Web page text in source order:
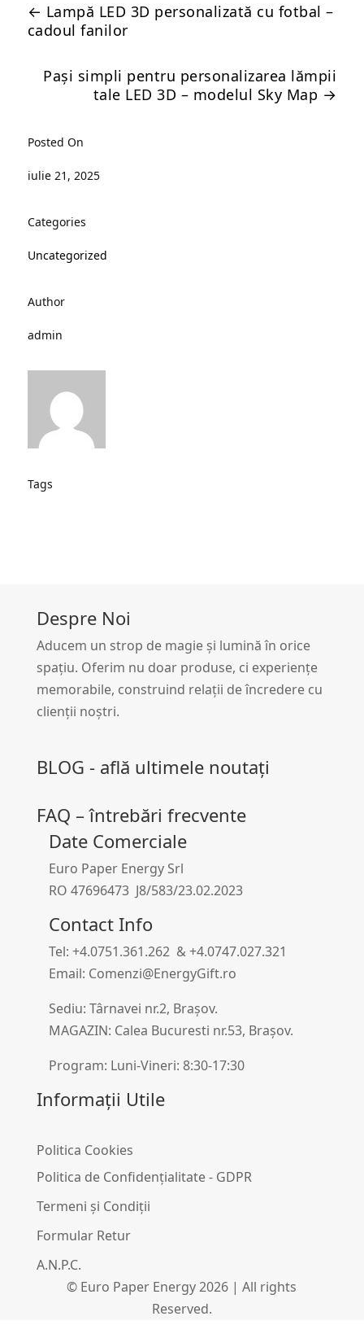
Posted On
iulie 21, 2025
Categories
Uncategorized
Author
admin
Tags
← Lampă LED 3D personalizată cu fotbal –
cadoul fanilor
Pași simpli pentru personalizarea lămpii
tale LED 3D – modelul Sky Map →
Despre Noi
Aducem un strop de magie și lumină în orice
spațiu. Oferim nu doar produse, ci experiențe
memorabile, construind relații de încredere cu
clienții noștri.
BLOG - află ultimele noutați
FAQ – întrebări frecvente
Date Comerciale
Euro Paper Energy Srl
RO 47696473 J8/583/23.02.2023
Contact Info
Tel: +4.0751.361.262 & +4.0747.027.321
Email: Comenzi@EnergyGift.ro
Sediu: Târnavei nr.2, Brașov.
MAGAZIN: Calea Bucuresti nr.53, Brașov.
Program: Luni-Vineri: 8:30-17:30
Informații Utile
Politica Cookies
Politica de Confidențialitate - GDPR
Termeni și Condiții
Formular Retur
A.N.P.C.
© Euro Paper Energy 2026 | All rights
Reserved.